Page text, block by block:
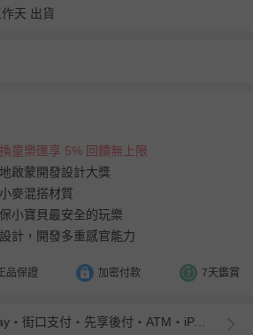
天 出貨
童樂匯享 5% 回饋無上限
啟蒙開發設計大獎
麥混搭材質
小寶貝最安全的玩樂
計，開發多重感官能力
品保證 加密付款 7天鑑賞
信用卡・LINE Pay・街口支付・先享後付・ATM・iPASS MONEY